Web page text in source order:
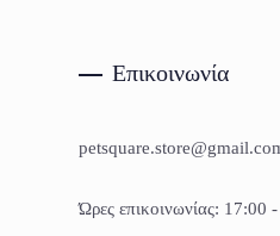
Επικοινωνία
Ώρες επικοινωνίας: 17:00